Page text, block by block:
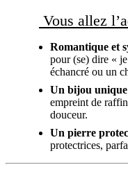
Vous allez
Romantique et
pour (se) dire «
échancré ou un
Un bijou
empreint de
douceur.
Un pierre
protectrices,